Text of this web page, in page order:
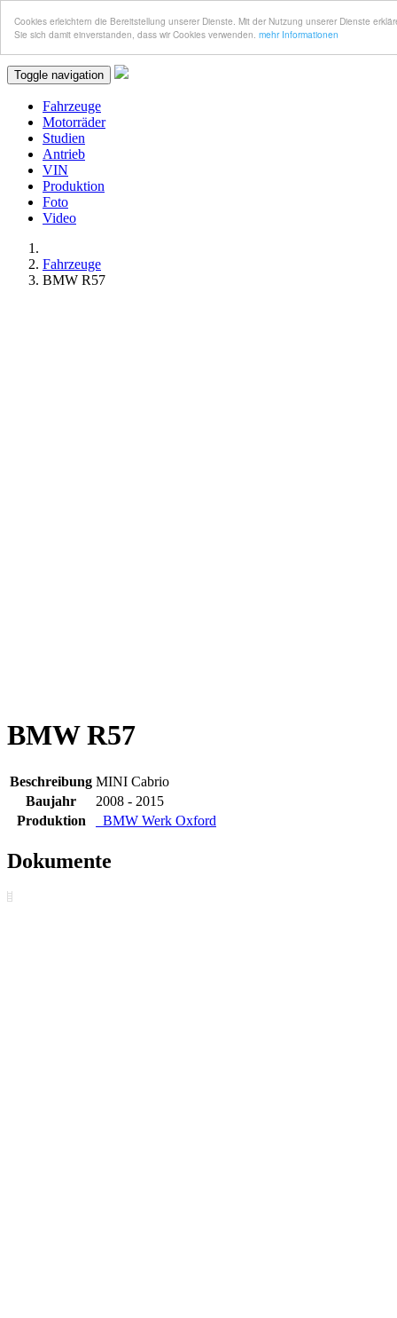
Cookies erleichtern die Bereitstellung unserer Dienste. Mit der Nutzung unserer Dienste
Sie sich damit einverstanden, dass wir Cookies verwenden. mehr Informationen
Toggle navigation
Fahrzeuge
Motorräder
Studien
Antrieb
VIN
Produktion
Foto
Video
Fahrzeuge
BMW R57
BMW R57
Beschreibung MINI Cabrio
Baujahr
2008 - 2015
Produktion
BMW Werk Oxford
Dokumente